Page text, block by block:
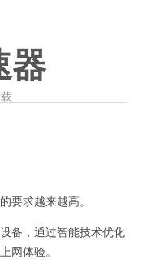
器
求越来越高。
备，通过智能技术优化
网体验。